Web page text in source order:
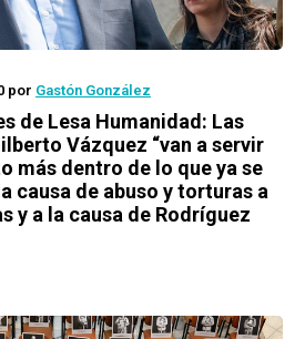
por Gastón González
de Lesa Humanidad: Las
Vázquez “van a servir
más dentro de lo que ya se
causa de abuso y torturas a
y a la causa de Rodríguez